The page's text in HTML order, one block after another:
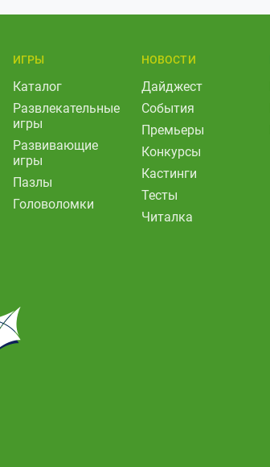
ИГРЫ
Каталог
Развлекательные
игры
Развивающие
игры
Пазлы
Головоломки
НОВОСТИ
Дайджест
События
Премьеры
Конкурсы
Кастинги
Тесты
Читалка